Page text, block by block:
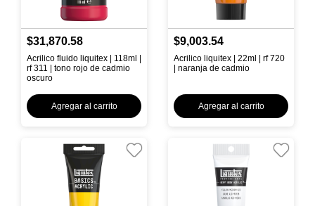
$31,870.58
Acrilico fluido liquitex | 118ml |
rf 311 | tono rojo de cadmio
oscuro
Agregar al carrito
$9,003.54
Acrilico liquitex | 22ml | rf 720
| naranja de cadmio
Agregar al carrito